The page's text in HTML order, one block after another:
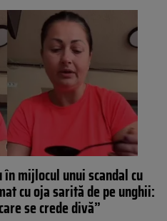
mijlocul unui scandal cu
cu oja sarită de pe unghii:
se crede divă”